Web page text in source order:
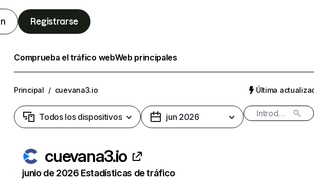
Registrarse
Comprueba el tráfico webWeb principales
Principal / cuevana3.io Última
Todos los dispositivos jun 2026
cuevana3.io
junio de 2026 Estadísticas de tráfico